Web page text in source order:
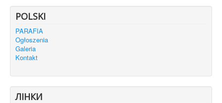
POLSKI
PARAFIA
Ogłoszenia
Galeria
Kontakt
ЛІНКИ